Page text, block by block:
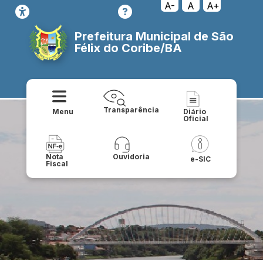
A- A A+
Prefeitura Municipal de São
Félix do Coribe/BA
Menu Transparência
Diário
Oficial
Nota
Fiscal
Ouvidoria e-SIC